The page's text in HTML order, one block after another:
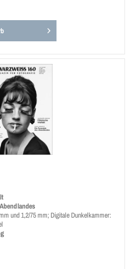
und 1,2/75 mm; Digitale Dunkelkammer: